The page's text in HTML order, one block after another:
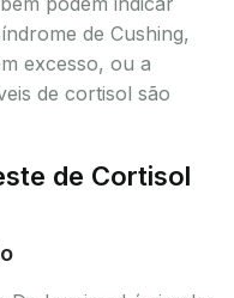
de Cushing,
excesso, ou a
de cortisol são
de Cortisol